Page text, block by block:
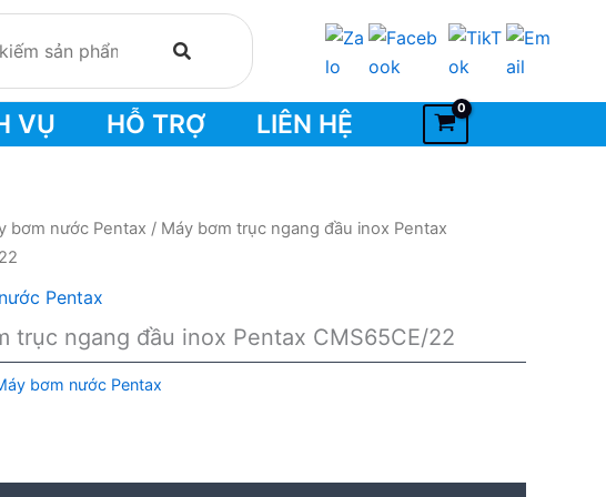
VỤ HỖ TRỢ LIÊN HỆ
bơm nước Pentax / Máy bơm trục ngang đầu inox Pentax
Pentax
trục ngang đầu inox Pentax CMS65CE/22
bơm nước Pentax